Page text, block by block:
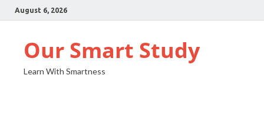
August 6, 2026
Our Smart Study
Learn With Smartness